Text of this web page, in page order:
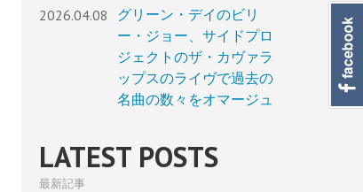
2026.04.08
グリーン・デイのビリ
ー・ジョー、サイドプロ
ジェクトのザ・カヴァラ
ップスのライヴで過去の
名曲の数々をオマージュ
LATEST POSTS
最新記事